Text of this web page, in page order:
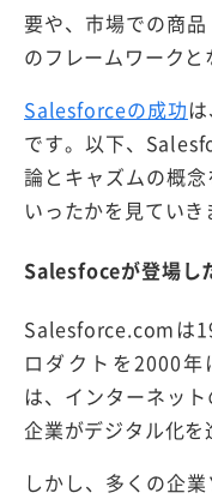
要や、市場での商
のフレームワークと
Salesforceの成功
です。以下、
論とキャズムの概
いったかを見ていき
Salesfoceが登場し
Salesforce.comは
ロダクトを2000
は、インターネッ
企業がデジタル化を
しかし、多くの企